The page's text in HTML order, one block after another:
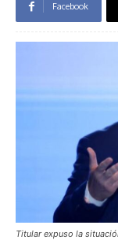
Facebook
Titular expuso la